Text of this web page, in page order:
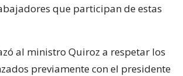
que participan de estas
al ministro Quiroz a respetar los
previamente con el presidente